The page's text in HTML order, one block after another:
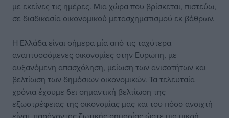
με εκείνες τις ημέρες. Μια χώρα που βρίσκεται, πιστεύω,
σε διαδικασία οικονομικού μετασχηματισμού εκ βάθρων.
Η Ελλάδα είναι σήμερα μία από τις ταχύτερα
αναπτυσσόμενες οικονομίες στην Ευρώπη, με
αυξανόμενη απασχόληση, μείωση των ανισοτήτων και
βελτίωση των δημόσιων οικονομικών. Τα τελευταία
χρόνια έχουμε δει σημαντική βελτίωση της
εξωστρέφειας της οικονομίας μας και του πόσο ανοιχτή